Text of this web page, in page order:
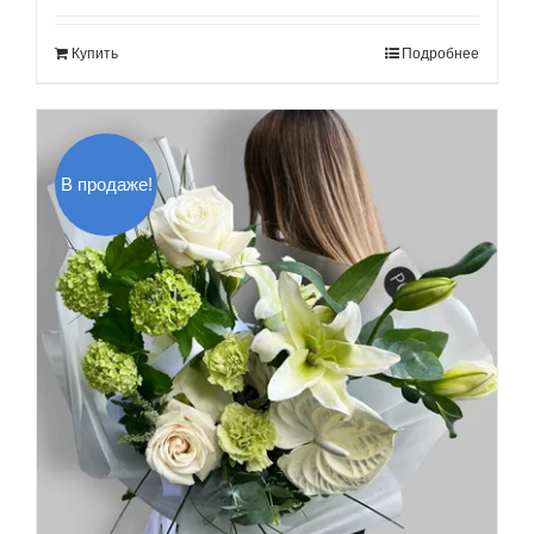
Купить Подробнее
В продаже!